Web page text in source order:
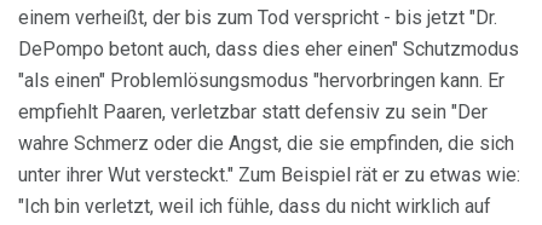
einem verheißt, der bis zum Tod verspricht - bis jetzt "Dr.
DePompo betont auch, dass dies eher einen" Schutzmodus
"als einen" Problemlösungsmodus "hervorbringen kann. Er
empfiehlt Paaren, verletzbar statt defensiv zu sein "Der
wahre Schmerz oder die Angst, die sie empfinden, die sich
unter ihrer Wut versteckt." Zum Beispiel rät er zu etwas wie:
"Ich bin verletzt, weil ich fühle, dass du nicht wirklich auf